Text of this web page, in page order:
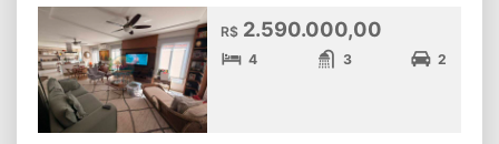
R$ 2.590.000,00
4 3 2